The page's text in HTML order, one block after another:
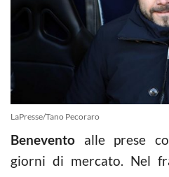
LaPresse/Tano Pecoraro
Benevento alle prese
giorni di mercato. Nel